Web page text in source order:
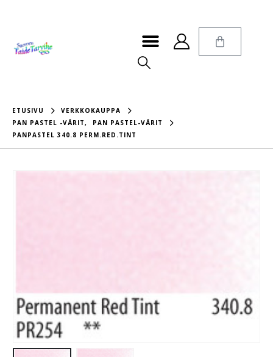
ETUSIVU
VERKKOKAUPPA
PAN PASTEL -VÄRIT,
PAN PASTEL-VÄRIT
PANPASTEL 340.8 PERM.RED.TINT